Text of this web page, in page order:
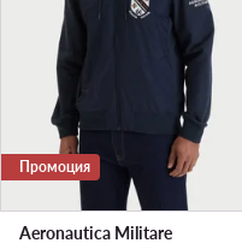
Промоция
Aeronautica Militare